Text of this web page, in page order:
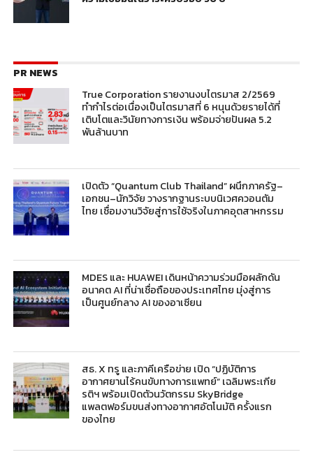
PR NEWS
True Corporation รายงานงบไตรมาส 2/2569
ทำกำไรต่อเนื่องเป็นไตรมาสที่ 6 หนุนด้วยรายได้ที่
เติบโตและวินัยทางการเงิน พร้อมจ่ายปันผล 5.2
พันล้านบาท
เปิดตัว “Quantum Club Thailand” ผนึกภาครัฐ–
เอกชน–นักวิจัย วางรากฐานระบบนิเวศควอนตัม
ไทย เชื่อมงานวิจัยสู่การใช้จริงในภาคอุตสาหกรรม
MDES และ HUAWEI เดินหน้าความร่วมมือผลักดัน
อนาคต AI ที่น่าเชื่อถือของประเทศไทย มุ่งสู่การ
เป็นศูนย์กลาง AI ของอาเซียน
สธ. X ทรู และภาคีเครือข่าย เปิด “ปฏิบัติการ
อากาศยานไร้คนขับทางการแพทย์” เฉลิมพระเกีย
รติฯ พร้อมเปิดตัวนวัตกรรม SkyBridge
แพลตฟอร์มขนส่งทางอากาศอัตโนมัติ ครั้งแรก
ของไทย